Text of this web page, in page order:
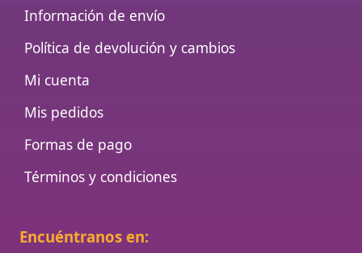
Información de envío
Política de devolución y cambios
Mi cuenta
Mis pedidos
Formas de pago
Términos y condiciones
Encuéntranos en: